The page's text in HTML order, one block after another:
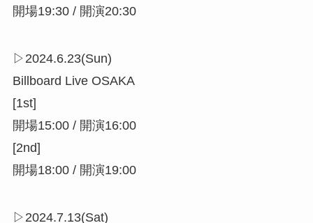
開場19:30 / 開演20:30
▷2024.6.23(Sun)
Billboard Live OSAKA
[1st]
開場15:00 / 開演16:00
[2nd]
開場18:00 / 開演19:00
▷2024.7.13(Sat)